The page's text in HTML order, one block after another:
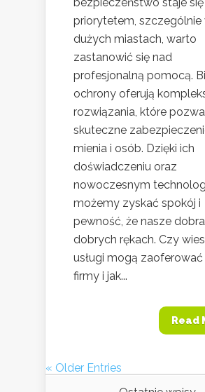
priorytetem, szczególnie
dużych miastach, warto
zastanowić się nad
profesjonalną pomocą.
ochrony oferują
rozwiązania, które
skuteczne
mienia i osób. Dzięki ich
doświadczeniu oraz
nowoczesnym
możemy zyskać spokój i
pewność, że nasze
dobrych rękach. Czy
usługi mogą
firmy i jak...
Read
« Older Entries